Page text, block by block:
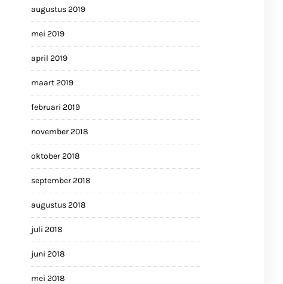
augustus 2019
mei 2019
april 2019
maart 2019
februari 2019
november 2018
oktober 2018
september 2018
augustus 2018
juli 2018
juni 2018
mei 2018